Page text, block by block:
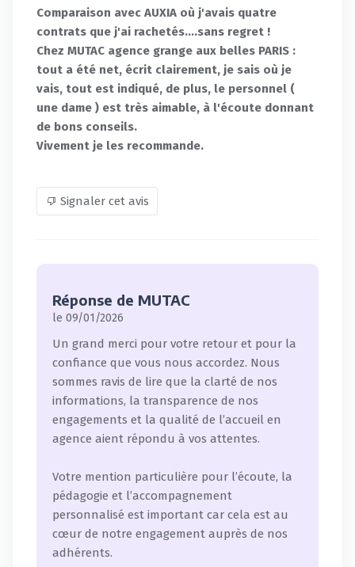
Comparaison avec AUXIA où j'avais quatre
contrats que j'ai rachetés....sans regret !
Chez MUTAC agence grange aux belles PARIS :
tout a été net, écrit clairement, je sais où je
vais, tout est indiqué, de plus, le personnel (
une dame ) est très aimable, à l'écoute donnant
de bons conseils.
Vivement je les recommande.
Signaler cet avis
Réponse de MUTAC
le 09/01/2026
Un grand merci pour votre retour et pour la
confiance que vous nous accordez. Nous
sommes ravis de lire que la clarté de nos
informations, la transparence de nos
engagements et la qualité de l’accueil en
agence aient répondu à vos attentes.
Votre mention particulière pour l’écoute, la
pédagogie et l’accompagnement
personnalisé est important car cela est au
cœur de notre engagement auprès de nos
adhérents.